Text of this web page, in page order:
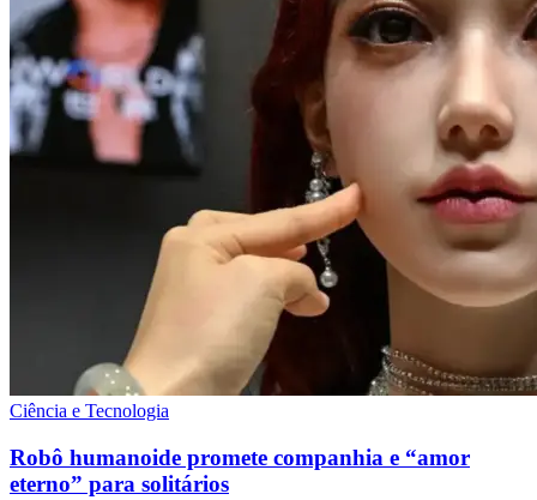
Ciência e Tecnologia
Robô humanoide promete companhia e “amor
eterno” para solitários